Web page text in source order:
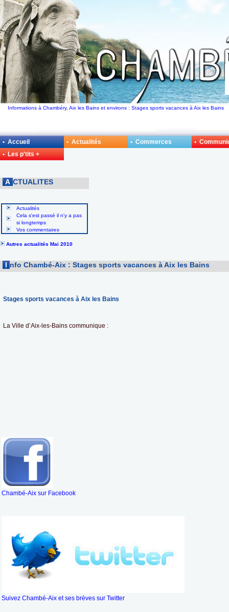
Informations à Chambéry, Aix les Bains et environs : Stages sports vacances à Aix les Bains
A CTUALITES
Actualités
Cela s'est passé il n'y a pas
si longtemps
Vos commentaires
Autres actualités Mai 2010
I nfo Chambé-Aix : Stages sports vacances à Aix les Bains
Stages sports vacances à Aix les Bains
La Ville d’Aix-les-Bains communique :
Chambé-Aix sur Facebook
Suivez Chambé-Aix et ses brèves sur Twitter
• Accueil • Actualités • Commerces
•
• Les p'tits +